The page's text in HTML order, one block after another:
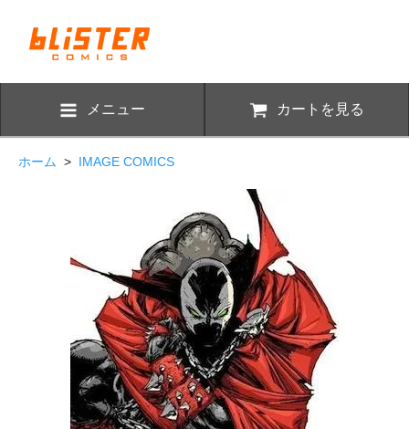
メニュー カートを見る
ホーム > IMAGE COMICS